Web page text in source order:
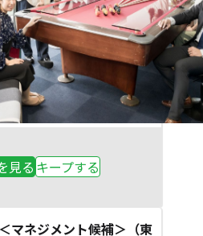
見る キープする
マネジメント候補＞（東